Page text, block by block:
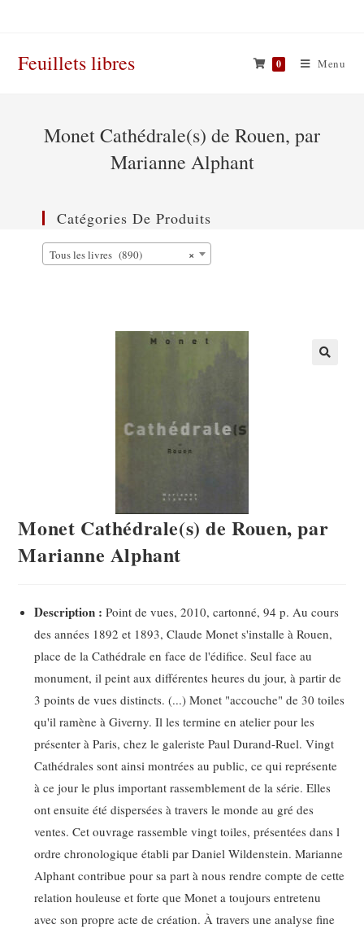
Feuillets libres 0 Menu
Monet Cathédrale(s) de Rouen, par
Marianne Alphant
Monet Cathédrale(s) de Rouen, par
Marianne Alphant
Description : Point de vues, 2010, cartonné, 94 p. Au cours
des années 1892 et 1893, Claude Monet s'installe à Rouen,
place de la Cathédrale en face de l'édifice. Seul face au
monument, il peint aux différentes heures du jour, à partir de
3 points de vues distincts. (...) Monet "accouche" de 30 toiles
qu'il ramène à Giverny. Il les termine en atelier pour les
présenter à Paris, chez le galeriste Paul Durand-Ruel. Vingt
Cathédrales sont ainsi montrées au public, ce qui représente
à ce jour le plus important rassemblement de la série. Elles
ont ensuite été dispersées à travers le monde au gré des
ventes. Cet ouvrage rassemble vingt toiles, présentées dans l
ordre chronologique établi par Daniel Wildenstein. Marianne
Alphant contribue pour sa part à nous rendre compte de cette
relation houleuse et forte que Monet a toujours entretenu
avec son propre acte de création. À travers une analyse fine
Catégories De Produits
×
Tous les livres (890)